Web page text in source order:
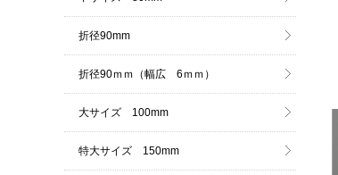
折径90mm
折径90ｍｍ（幅広 6ｍｍ）
大サイズ 100mm
特大サイズ 150mm